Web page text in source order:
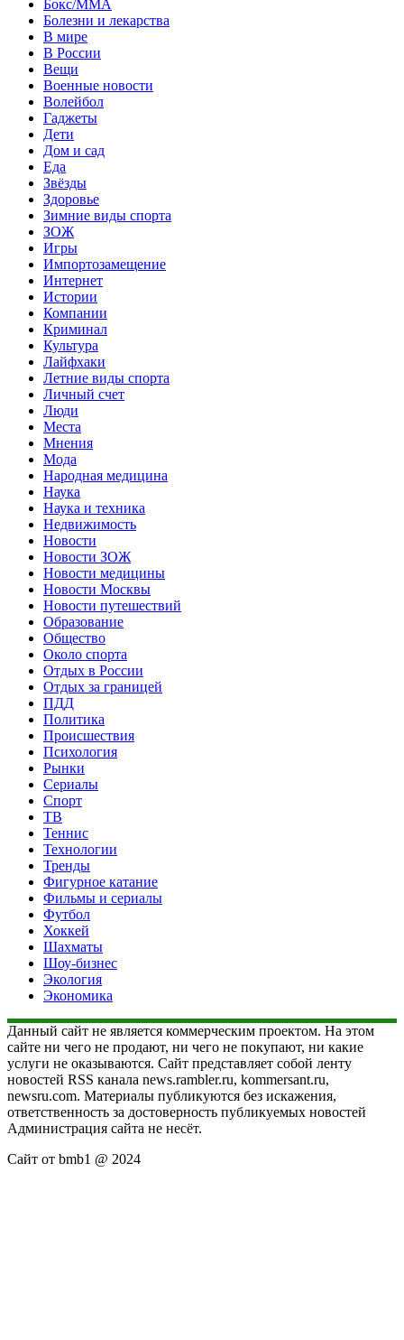
Бокс/MMA
Болезни и лекарства
В мире
В России
Вещи
Военные новости
Волейбол
Гаджеты
Дети
Дом и сад
Еда
Звёзды
Здоровье
Зимние виды спорта
ЗОЖ
Игры
Импортозамещение
Интернет
Истории
Компании
Криминал
Культура
Лайфхаки
Летние виды спорта
Личный счет
Люди
Места
Мнения
Мода
Народная медицина
Наука
Наука и техника
Недвижимость
Новости
Новости ЗОЖ
Новости медицины
Новости Москвы
Новости путешествий
Образование
Общество
Около спорта
Отдых в России
Отдых за границей
ПДД
Политика
Происшествия
Психология
Рынки
Сериалы
Спорт
ТВ
Теннис
Технологии
Тренды
Фигурное катание
Фильмы и сериалы
Футбол
Хоккей
Шахматы
Шоу-бизнес
Экология
Экономика
Данный сайт не является коммерческим проектом. На этом
сайте ни чего не продают, ни чего не покупают, ни какие
услуги не оказываются. Сайт представляет собой ленту
новостей RSS канала news.rambler.ru, kommersant.ru,
newsru.com. Материалы публикуются без искажения,
ответственность за достоверность публикуемых новостей
Администрация сайта не несёт.
Сайт от bmb1 @ 2024